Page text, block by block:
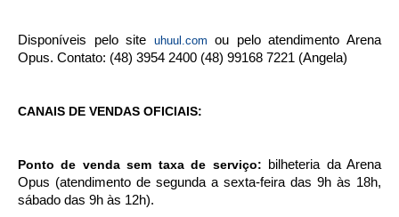
Disponíveis pelo site uhuul.com ou pelo atendimento Arena
Opus. Contato: (48) 3954 2400 (48) 99168 7221 (Angela)
CANAIS DE VENDAS OFICIAIS:
Ponto de venda sem taxa de serviço: bilheteria da Arena
Opus (atendimento de segunda a sexta-feira das 9h às 18h,
sábado das 9h às 12h).